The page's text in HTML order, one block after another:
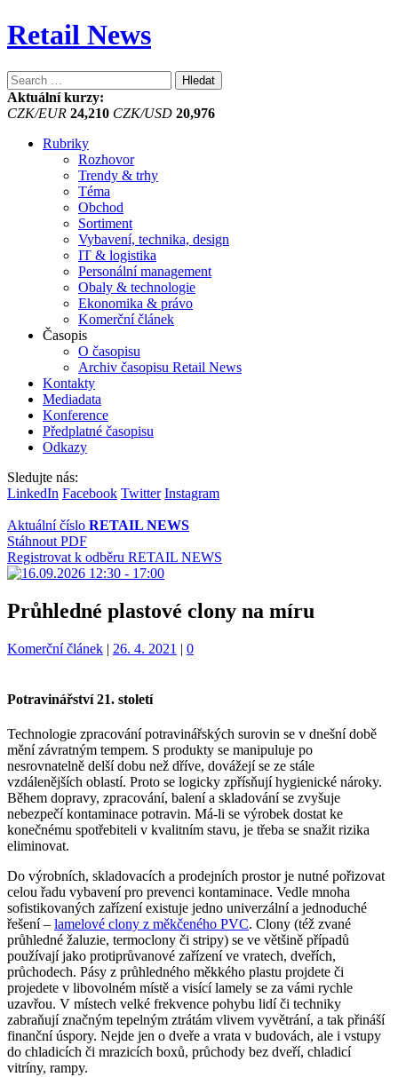
Retail News
Vyhledávání
Aktuální kurzy:
CZK/EUR 24,210 CZK/USD 20,976
Rubriky
Rozhovor
Trendy & trhy
Téma
Obchod
Sortiment
Vybavení, technika, design
IT & logistika
Personální management
Obaly & technologie
Ekonomika & právo
Komerční článek
Časopis
O časopisu
Archiv časopisu Retail News
Kontakty
Mediadata
Konference
Předplatné časopisu
Odkazy
Sledujte nás:
LinkedIn Facebook Twitter Instagram
Aktuální číslo RETAIL NEWS
Stáhnout PDF
Registrovat k odběru RETAIL NEWS
Průhledné plastové clony na míru
Kategorie:
Komerční článek | 26. 4. 2021 | 0
Potravinářství 21. století
Technologie zpracování potravinářských surovin se v dnešní době
mění závratným tempem. S produkty se manipuluje po
nesrovnatelně delší dobu než dříve, dovážejí se ze stále
vzdálenějších oblastí. Proto se logicky zpřísňují hygienické nároky.
Během dopravy, zpracování, balení a skladování se zvyšuje
nebezpečí kontaminace potravin. Má-li se výrobek dostat ke
konečnému spotřebiteli v kvalitním stavu, je třeba se snažit rizika
eliminovat.
Do výrobních, skladovacích a prodejních prostor je nutné pořizovat
celou řadu vybavení pro prevenci kontaminace. Vedle mnoha
sofistikovaných zařízení existuje jedno univerzální a jednoduché
řešení – lamelové clony z měkčeného PVC. Clony (též zvané
průhledné žaluzie, termoclony či stripy) se ve většině případů
používají jako protiprůvanové zařízení ve vratech, dveřích,
průchodech. Pásy z průhledného měkkého plastu projdete či
projedete v libovolném místě a visící lamely se za vámi rychle
uzavřou. V místech velké frekvence pohybu lidí či techniky
zabraňují značným tepelným ztrátám vlivem vyvětrání, a tak přináší
finanční úspory. Nejde jen o dveře a vrata v budovách, ale i vstupy
do chladicích či mrazicích boxů, průchody bez dveří, chladicí
vitríny, rampy.